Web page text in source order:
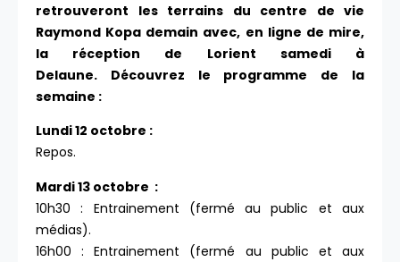
retrouveront les terrains du centre de vie
Raymond Kopa demain avec, en ligne de mire,
la réception de Lorient samedi à
Delaune. Découvrez le programme de la
semaine :
Lundi 12 octobre :
Repos.
Mardi 13 octobre :
10h30 : Entrainement (fermé au public et aux
médias).
16h00 : Entrainement (fermé au public et aux